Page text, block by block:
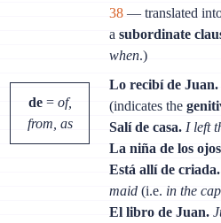
38 — translated
asubordinate
when.)
de= of,
from, as
Lo recibí de Juan.
(indicates the
Salí de casa. I left
La niña de los
Está allí de criada.
maid (i.e. in the
El libro de Juan.